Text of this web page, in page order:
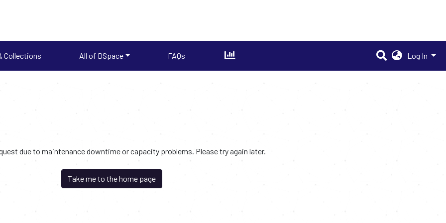
Collections All of DSpace FAQs Log In
due to maintenance downtime or capacity problems. Please try again later.
Take me to the home page